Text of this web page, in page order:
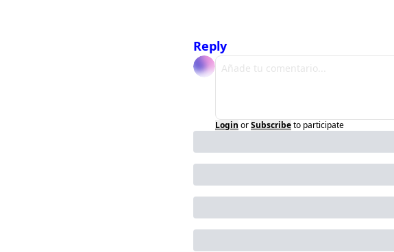
Reply
Login orSubscribeto participate